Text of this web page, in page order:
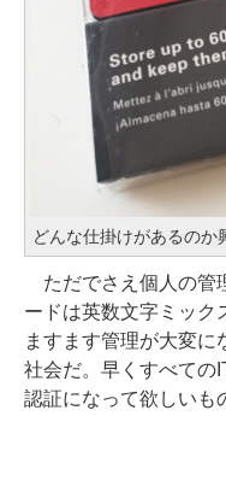
どんな仕掛けがあるの
ただでさえ個人の管
ードは英数文字ミック
ますます管理が大変に
社会だ。早くすべての
認証になって欲しいも